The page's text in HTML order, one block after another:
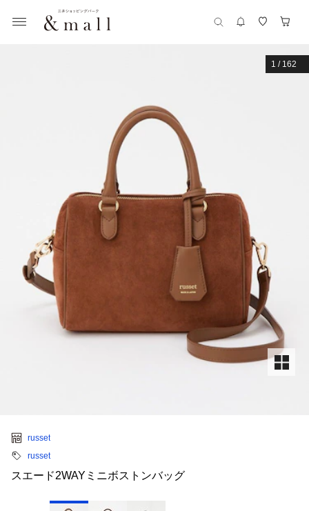
1 / 162
russet
russet
スエード2WAYミニボストンバッグ